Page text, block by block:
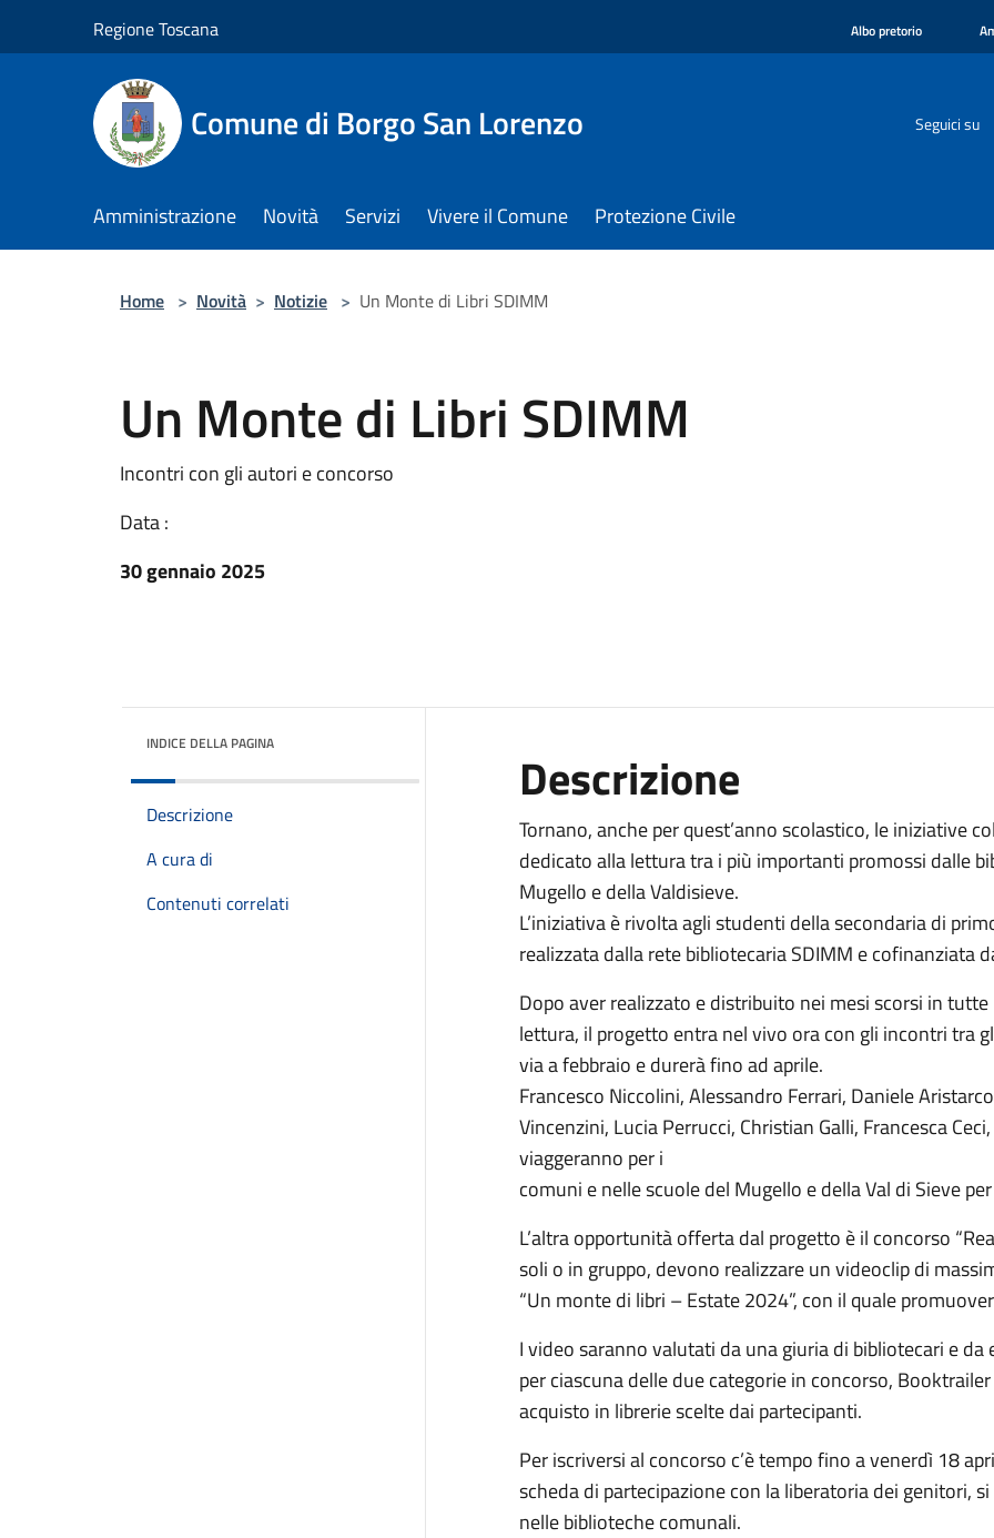
Regione Toscana Albo pretorio
Comune di Borgo San Lorenzo Seguici su
Amministrazione Novità Servizi Vivere il Comune Protezione Civile
Home > Novità > Notizie > Un Monte di Libri SDIMM
Un Monte di Libri SDIMM
Incontri con gli autori e concorso
Data :
30 gennaio 2025
INDICE DELLA PAGINA
Descrizione
A cura di
Contenuti correlati
Descrizione
Tornano, anche per quest’anno scolastico, le iniziative
dedicato alla lettura tra i più importanti promossi dalle
Mugello e della Valdisieve.
L’iniziativa è rivolta agli studenti della secondaria di
realizzata dalla rete bibliotecaria SDIMM e cofinanziata
Dopo aver realizzato e distribuito nei mesi scorsi in
lettura, il progetto entra nel vivo ora con gli incontri tra
via a febbraio e durerà fino ad aprile.
Francesco Niccolini, Alessandro Ferrari, Daniele
Vincenzini, Lucia Perrucci, Christian Galli, Francesca
viaggeranno per i
comuni e nelle scuole del Mugello e della Val di Sieve
L’altra opportunità offerta dal progetto è il concorso
soli o in gruppo, devono realizzare un videoclip di
“Un monte di libri – Estate 2024”, con il quale
I video saranno valutati da una giuria di bibliotecari e
per ciascuna delle due categorie in concorso,
acquisto in librerie scelte dai partecipanti.
Per iscriversi al concorso c’è tempo fino a venerdì 18
scheda di partecipazione con la liberatoria dei genitori,
nelle biblioteche comunali.